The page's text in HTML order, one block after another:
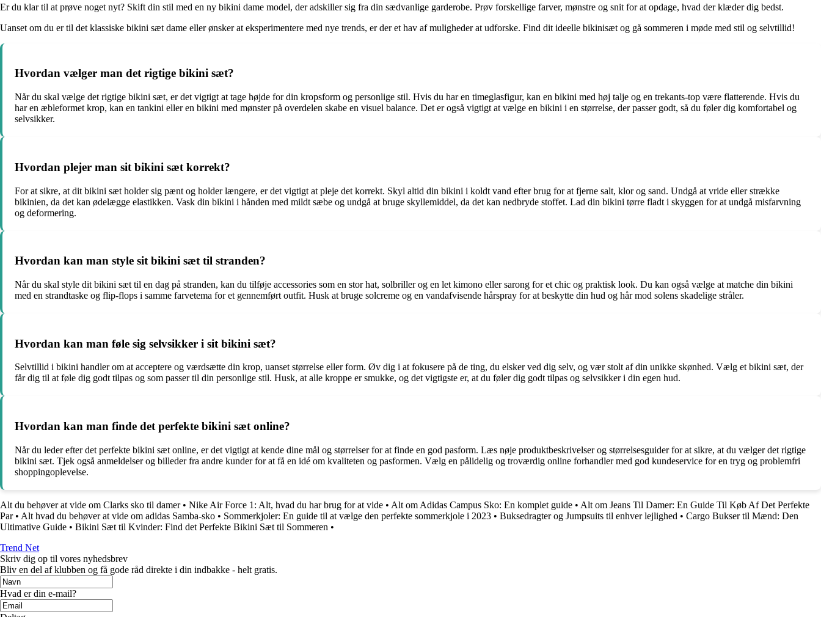
Er du klar til at prøve noget nyt? Skift din stil med en ny bikini dame model, der adskiller sig fra din sædvanlige garderobe. Prøv forskellige farver, mønstre og snit for at opdage, hvad der klæder dig bedst.
Uanset om du er til det klassiske bikini sæt dame eller ønsker at eksperimentere med nye trends, er der et hav af muligheder at udforske. Find dit ideelle bikinisæt og gå sommeren i møde med stil og selvtillid!
Hvordan vælger man det rigtige bikini sæt?
Når du skal vælge det rigtige bikini sæt, er det vigtigt at tage højde for din kropsform og personlige stil. Hvis du har en timeglasfigur, kan en bikini med høj talje og en trekants-top være flatterende. Hvis du
har en æbleformet krop, kan en tankini eller en bikini med mønster på overdelen skabe en visuel balance. Det er også vigtigt at vælge en bikini i en størrelse, der passer godt, så du føler dig komfortabel og
selvsikker.
Hvordan plejer man sit bikini sæt korrekt?
For at sikre, at dit bikini sæt holder sig pænt og holder længere, er det vigtigt at pleje det korrekt. Skyl altid din bikini i koldt vand efter brug for at fjerne salt, klor og sand. Undgå at vride eller strække
bikinien, da det kan ødelægge elastikken. Vask din bikini i hånden med mildt sæbe og undgå at bruge skyllemiddel, da det kan nedbryde stoffet. Lad din bikini tørre fladt i skyggen for at undgå misfarvning
og deformering.
Hvordan kan man style sit bikini sæt til stranden?
Når du skal style dit bikini sæt til en dag på stranden, kan du tilføje accessories som en stor hat, solbriller og en let kimono eller sarong for et chic og praktisk look. Du kan også vælge at matche din bikini
med en strandtaske og flip-flops i samme farvetema for et gennemført outfit. Husk at bruge solcreme og en vandafvisende hårspray for at beskytte din hud og hår mod solens skadelige stråler.
Hvordan kan man føle sig selvsikker i sit bikini sæt?
Selvtillid i bikini handler om at acceptere og værdsætte din krop, uanset størrelse eller form. Øv dig i at fokusere på de ting, du elsker ved dig selv, og vær stolt af din unikke skønhed. Vælg et bikini sæt, der
får dig til at føle dig godt tilpas og som passer til din personlige stil. Husk, at alle kroppe er smukke, og det vigtigste er, at du føler dig godt tilpas og selvsikker i din egen hud.
Hvordan kan man finde det perfekte bikini sæt online?
Når du leder efter det perfekte bikini sæt online, er det vigtigt at kende dine mål og størrelser for at finde en god pasform. Læs nøje produktbeskrivelser og størrelsesguider for at sikre, at du vælger det rigtige
bikini sæt. Tjek også anmeldelser og billeder fra andre kunder for at få en idé om kvaliteten og pasformen. Vælg en pålidelig og troværdig online forhandler med god kundeservice for en tryg og problemfri
shoppingoplevelse.
Alt du behøver at vide om Clarks sko til damer• Nike Air Force 1: Alt, hvad du har brug for at vide • Alt om Adidas Campus Sko: En komplet guide • Alt om Jeans Til Damer: En Guide Til Køb Af Det Perfekte
Par• Alt hvad du behøver at vide om adidas Samba-sko • Sommerkjoler: En guide til at vælge den perfekte sommerkjole i 2023 • Buksedragter og Jumpsuits til enhver lejlighed • Cargo Bukser til Mænd: Den
Ultimative Guide • Bikini Sæt til Kvinder: Find det Perfekte Bikini Sæt til Sommeren •
Trend Net
Skriv dig op til vores nyhedsbrev
Bliv en del af klubben og få gode råd direkte i din indbakke - helt gratis.
Hvad er din e-mail?